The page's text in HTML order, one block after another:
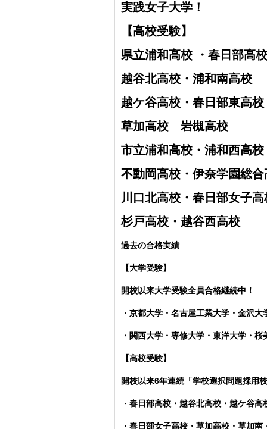
実践女子大学！
【高校受験】
県立浦和高校 ・ 春日部高校
越谷北高校・ 浦和南高校
越ケ谷高校・ 春日部東高校
草加高校 岩槻高校
市立浦和高校・浦和西高校
不動岡高校・伊奈学園総合
川口北高校・春日部女子高
杉戸高校・越谷西高校
過去の合格実績
【大学受験】
開校以来大学受験全員合格継続中！
・ 京都大学・名古屋工業大学・金沢
・関西大学・専修大学・東洋大学・
【高校受験】
開校以来6年連続「学校選択問題採用
・ 春日部高校・越谷北高校・越ケ谷
・春日部女子高校・草加高校 ・草加南